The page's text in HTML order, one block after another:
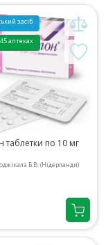
засіб
аптеках
таблетки по 10 мг
Б.В. (Нідерланди)